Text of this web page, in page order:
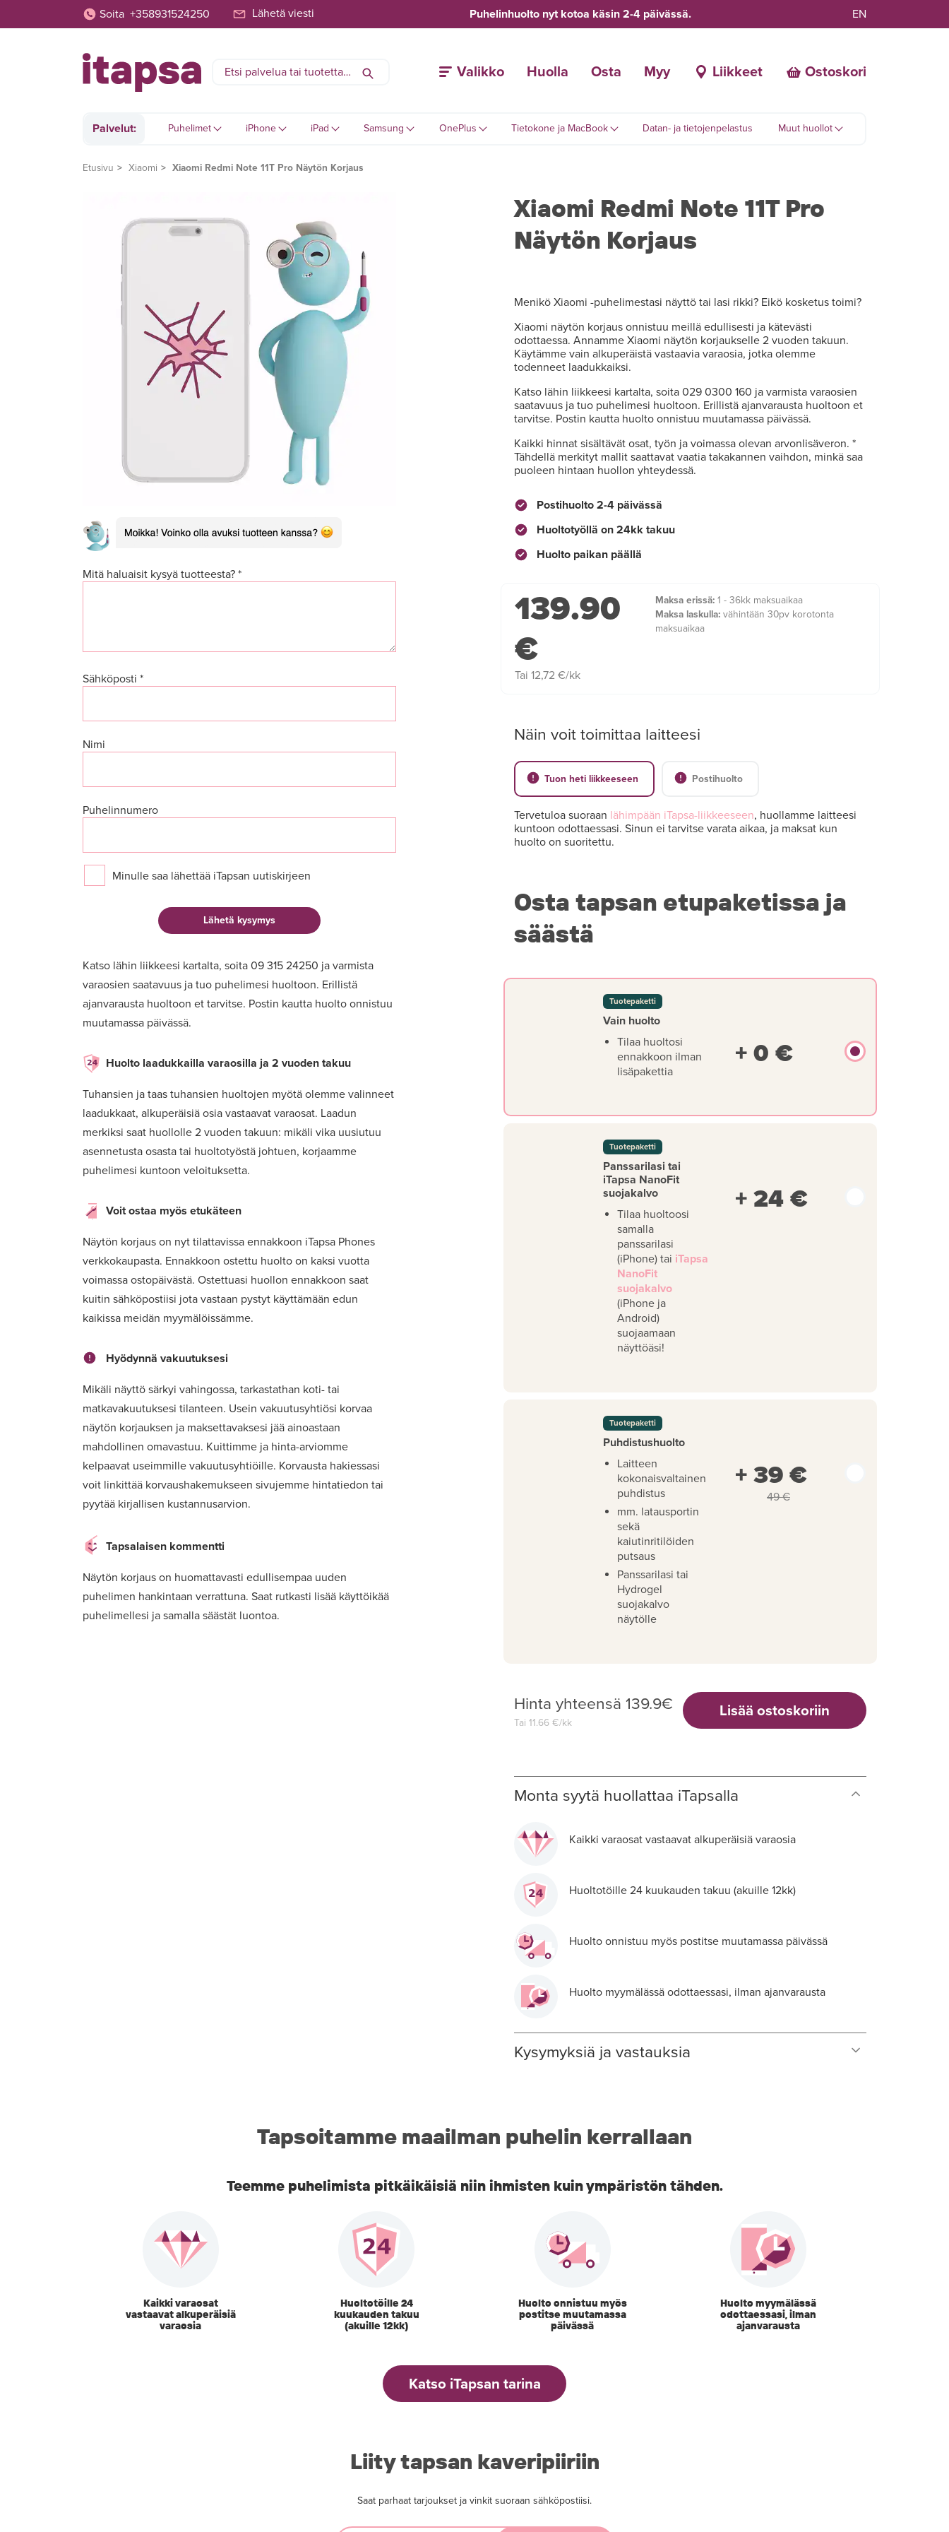
Soita +358931524250 Lähetä viesti Puhelinhuolto nyt kotoa käsin 2-4 päivässä. EN
Valikko Huolla Osta Myy Liikkeet Ostoskori
Palvelut: Puhelimet iPhone iPad Samsung OnePlus Tietokone ja MacBook Datan- ja tietojenpelastus Muut huollot
Etusivu Xiaomi Xiaomi Redmi Note 11T Pro Näytön Korjaus
Mitä haluaisit kysyä tuotteesta? *
Sähköposti *
Nimi
Puhelinnumero
Minulle saa lähettää iTapsan uutiskirjeen
Katso lähin liikkeesi kartalta, soita 09 315 24250 ja varmista
varaosien saatavuus ja tuo puhelimesi huoltoon. Erillistä
ajanvarausta huoltoon et tarvitse. Postin kautta huolto onnistuu
muutamassa päivässä.
Huolto laadukkailla varaosilla ja 2 vuoden takuu
Tuhansien ja taas tuhansien huoltojen myötä olemme valinneet
laadukkaat, alkuperäisiä osia vastaavat varaosat. Laadun
merkiksi saat huollolle 2 vuoden takuun: mikäli vika uusiutuu
asennetusta osasta tai huoltotyöstä johtuen, korjaamme
puhelimesi kuntoon veloituksetta.
Voit ostaa myös etukäteen
Näytön korjaus on nyt tilattavissa ennakkoon iTapsa Phones
verkkokaupasta. Ennakkoon ostettu huolto on kaksi vuotta
voimassa ostopäivästä. Ostettuasi huollon ennakkoon saat
kuitin sähköpostiisi jota vastaan pystyt käyttämään edun
kaikissa meidän myymälöissämme.
Hyödynnä vakuutuksesi
Mikäli näyttö särkyi vahingossa, tarkastathan koti- tai
matkavakuutuksesi tilanteen. Usein vakuutusyhtiösi korvaa
näytön korjauksen ja maksettavaksesi jää ainoastaan
mahdollinen omavastuu. Kuittimme ja hinta-arviomme
kelpaavat useimmille vakuutusyhtiöille. Korvausta hakiessasi
voit linkittää korvaushakemukseen sivujemme hintatiedon tai
pyytää kirjallisen kustannusarvion.
Tapsalaisen kommentti
Näytön korjaus on huomattavasti edullisempaa uuden
puhelimen hankintaan verrattuna. Saat rutkasti lisää käyttöikää
puhelimellesi ja samalla säästät luontoa.
Xiaomi Redmi Note 11T Pro
Näytön Korjaus
Menikö Xiaomi -puhelimestasi näyttö tai lasi rikki? Eikö kosketus toimi?
Xiaomi näytön korjaus onnistuu meillä edullisesti ja kätevästi
odottaessa. Annamme Xiaomi näytön korjaukselle 2 vuoden takuun.
Käytämme vain alkuperäistä vastaavia varaosia, jotka olemme
todenneet laadukkaiksi.
Katso lähin liikkeesi kartalta, soita 029 0300 160 ja varmista varaosien
saatavuus ja tuo puhelimesi huoltoon. Erillistä ajanvarausta huoltoon et
tarvitse. Postin kautta huolto onnistuu muutamassa päivässä.
Kaikki hinnat sisältävät osat, työn ja voimassa olevan arvonlisäveron. *
Tähdellä merkityt mallit saattavat vaatia takakannen vaihdon, minkä saa
puoleen hintaan huollon yhteydessä.
Postihuolto 2-4 päivässä
Huoltotyöllä on 24kk takuu
Huolto paikan päällä
139.90
€
Tai 12,72 €/kk
Maksa erissä:1 - 36kk maksuaikaa
Maksa laskulla:vähintään 30pv korotonta
maksuaikaa
Näin voit toimittaa laitteesi
Tuon heti liikkeeseen Postihuolto
Tervetuloa suoraan lähimpään iTapsa-liikkeeseen, huollamme laitteesi
kuntoon odottaessasi. Sinun ei tarvitse varata aikaa, ja maksat kun
huolto on suoritettu.
Osta tapsan etupaketissa ja
säästä
Tuotepaketti
Vain huolto
Tilaa huoltosi
ennakkoon ilman
lisäpakettia
+ 0 €
Tuotepaketti
Panssarilasi tai
iTapsa NanoFit
suojakalvo
Tilaa huoltoosi
samalla
panssarilasi
(iPhone) tai iTapsa
NanoFit
suojakalvo
(iPhone ja
Android)
suojaamaan
näyttöäsi!
+ 24 €
Tuotepaketti
Puhdistushuolto
Laitteen
kokonaisvaltainen
puhdistus
mm. latausportin
sekä
kaiutinritilöiden
putsaus
Panssarilasi tai
Hydrogel
suojakalvo
näytölle
+ 39 €
49 €
Hinta yhteensä 139.9€
Tai 11.66€/kk
Lisää ostoskoriin
Monta syytä huollattaa iTapsalla
Kaikki varaosat vastaavat alkuperäisiä varaosia
Huoltotöille 24 kuukauden takuu (akuille 12kk)
Huolto onnistuu myös postitse muutamassa päivässä
Huolto myymälässä odottaessasi, ilman ajanvarausta
Kysymyksiä ja vastauksia
Tapsoitamme maailman puhelin kerrallaan
Teemme puhelimista pitkäikäisiä niin ihmisten kuin ympäristön tähden.
Kaikki varaosat
vastaavat alkuperäisiä
varaosia
Huoltotöille 24
kuukauden takuu
(akuille 12kk)
Huolto onnistuu myös
postitse muutamassa
päivässä
Huolto myymälässä
odottaessasi, ilman
ajanvarausta
Katso iTapsan tarina
Liity tapsan kaveripiiriin
Saat parhaat tarjoukset ja vinkit suoraan sähköpostiisi.